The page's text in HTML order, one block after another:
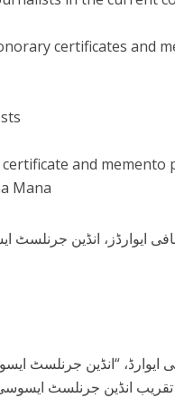
certificates and
and memento
Mana
ایوارڈ، “انڈین جرنلسٹ
انڈین جرنلسٹ